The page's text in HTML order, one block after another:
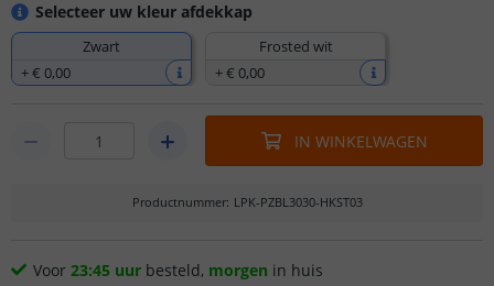
Selecteer uw kleur afdekkap
Zwart
+€ 0,00
Frosted wit
+€ 0,00
IN WINKELWAGEN
Productnummer: LPK-PZBL3030-HKST03
Voor 23:45 uur besteld, morgen in huis